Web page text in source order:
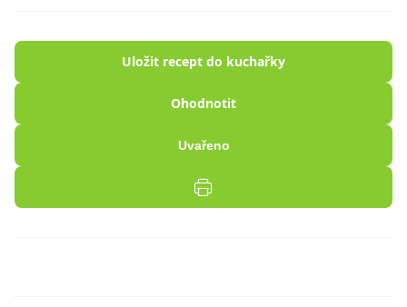
Uložit recept do kuchařky
Ohodnotit
Uvařeno